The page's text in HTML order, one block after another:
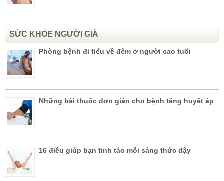
SỨC KHỎE NGƯỜI GIÀ
Phòng bệnh đi tiểu về đêm ở người cao tuổi
Những bài thuốc đơn giản cho bệnh tăng huyết áp
16 điều giúp bạn tỉnh táo mỗi sáng thức dậy